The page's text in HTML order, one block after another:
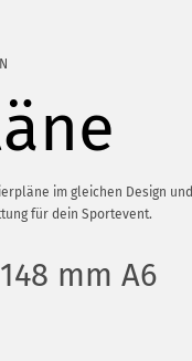
im gleichen Design und
für dein Sportevent.
mm A6